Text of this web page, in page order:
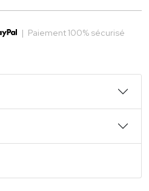
| Paiement 100% sécurisé